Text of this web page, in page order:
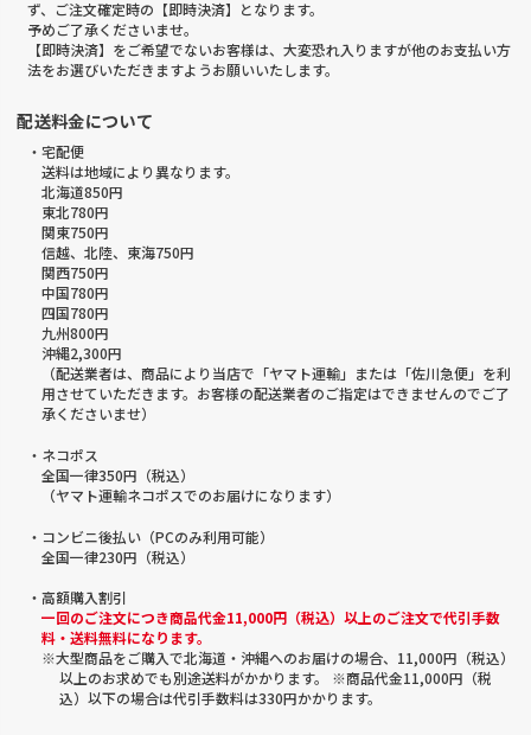
ず、ご注文確定時の【即時決済】となります。
予めご了承くださいませ。
【即時決済】をご希望でないお客様は、大変恐れ入りますが他のお支払い方
法をお選びいただきますようお願いいたします。
配送料金について
・宅配便
送料は地域により異なります。
北海道850円
東北780円
関東750円
信越、北陸、東海750円
関西750円
中国780円
四国780円
九州800円
沖縄2,300円
（配送業者は、商品により当店で「ヤマト運輸」または「佐川急便」を利
用させていただきます。お客様の配送業者のご指定はできませんのでご了
承くださいませ）
・ネコポス
全国一律350円（税込）
（ヤマト運輸ネコポスでのお届けになります）
・コンビニ後払い（PCのみ利用可能）
全国一律230円（税込）
・高額購入割引
一回のご注文につき商品代金11,000円（税込）以上のご注文で代引手数
料・送料無料になります。
※大型商品をご購入で北海道・沖縄へのお届けの場合、11,000円（税込）
以上のお求めでも別途送料がかかります。 ※商品代金11,000円（税
込）以下の場合は代引手数料は330円かかります。